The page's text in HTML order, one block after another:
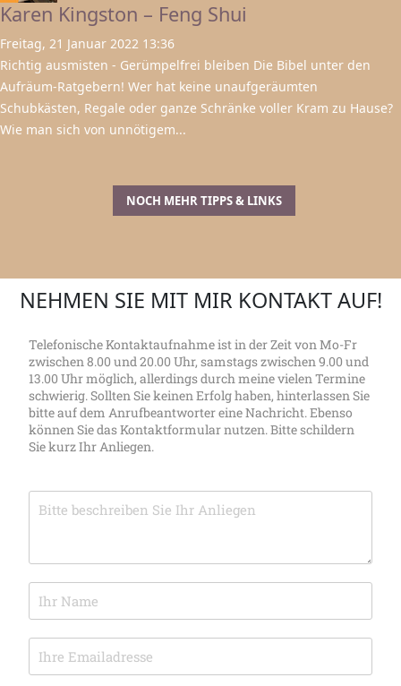
Karen Kingston – Feng Shui
Freitag, 21 Januar 2022 13:36
Richtig ausmisten - Gerümpelfrei bleiben Die Bibel unter den
Aufräum-Ratgebern! Wer hat keine unaufgeräumten
Schubkästen, Regale oder ganze Schränke voller Kram zu Hause?
Wie man sich von unnötigem...
NOCH MEHR TIPPS & LINKS
NEHMEN SIE MIT MIR KONTAKT AUF!
Telefonische Kontaktaufnahme ist in der Zeit von Mo-Fr
zwischen 8.00 und 20.00 Uhr, samstags zwischen 9.00 und
13.00 Uhr möglich, allerdings durch meine vielen Termine
schwierig. Sollten Sie keinen Erfolg haben, hinterlassen Sie
bitte auf dem Anrufbeantworter eine Nachricht. Ebenso
können Sie das Kontaktformular nutzen. Bitte schildern
Sie kurz Ihr Anliegen.